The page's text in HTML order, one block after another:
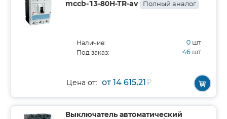
mccb-13-80H-TR-av
Полный аналог
Наличие: 0 шт
Под заказ: 46 шт
Цена от: от 14 615,21₽
Выключатель автоматический